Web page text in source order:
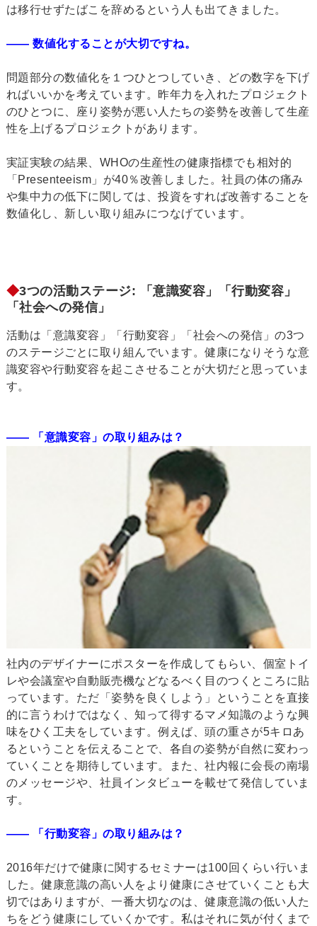
は移行せずたばこを辞めるという人も出てきました。
―― 数値化することが大切ですね。
問題部分の数値化を１つひとつしていき、どの数字を下げ
ればいいかを考えています。昨年力を入れたプロジェクト
のひとつに、座り姿勢が悪い人たちの姿勢を改善して生産
性を上げるプロジェクトがあります。
実証実験の結果、WHOの生産性の健康指標でも相対的
「Presenteeism」が40％改善しました。社員の体の痛み
や集中力の低下に関しては、投資をすれば改善することを
数値化し、新しい取り組みにつなげています。
◆3つの活動ステージ: 「意識変容」「行動変容」
「社会への発信」
活動は「意識変容」「行動変容」「社会への発信」の3つ
のステージごとに取り組んでいます。健康になりそうな意
識変容や行動変容を起こさせることが大切だと思っていま
す。
―― 「意識変容」の取り組みは？
社内のデザイナーにポスターを作成してもらい、個室トイ
レや会議室や自動販売機などなるべく目のつくところに貼
っています。ただ「姿勢を良くしよう」ということを直接
的に言うわけではなく、知って得するマメ知識のような興
味をひく工夫をしています。例えば、頭の重さが5キロあ
るということを伝えることで、各自の姿勢が自然に変わっ
ていくことを期待しています。また、社内報に会長の南場
のメッセージや、社員インタビューを載せて発信していま
す。
―― 「行動変容」の取り組みは？
2016年だけで健康に関するセミナーは100回くらい行いま
した。健康意識の高い人をより健康にさせていくことも大
切ではありますが、一番大切なのは、健康意識の低い人た
ちをどう健康にしていくかです。私はそれに気が付くまで